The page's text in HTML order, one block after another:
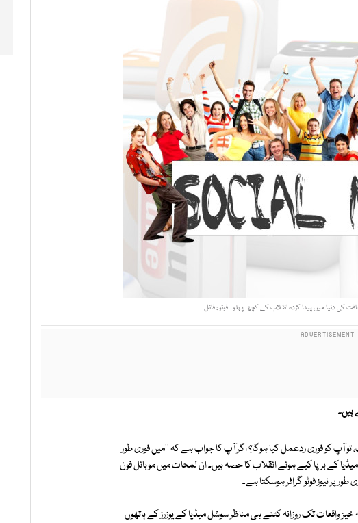
دنیا میں پیدا کردہ انقلاب کے کچھ پہلو ۔ فوٹو : فائل
تو آپ کو فوری ردعمل کیا ہوگا؟ اگر آپ کا جواب ہے کہ ''میں فوری طور
کے برپا کیے ہوئے انقلاب کا حصہ ہیں۔ ان لمحات میں موبائل فون
پر نیوز فوٹو گرافر ہوسکتا ہے۔
واقعات تک روزانہ کتنے ہی مناظر سوشل میڈیا کے یوزرز کے ہاتھوں